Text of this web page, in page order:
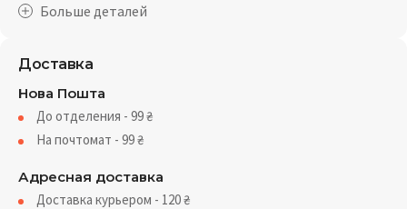
Доставка
Нова Пошта
До отделения - 99₴
На почтомат - 99₴
Адресная доставка
Доставка курьером - 120₴